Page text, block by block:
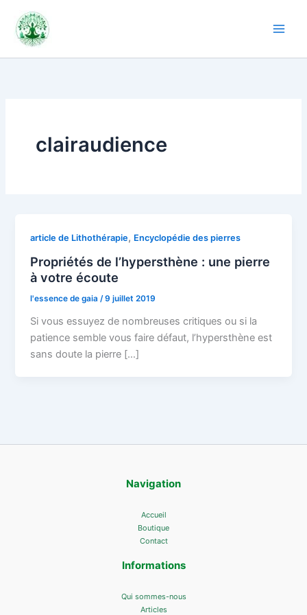
contenu
clairaudience
article de Lithothérapie, Encyclopédie des pierres
Propriétés de l’hypersthène : une pierre
à votre écoute
l'essence de gaia /9 juillet 2019
Si vous essuyez de nombreuses critiques ou si la
patience semble vous faire défaut, l’hypersthène est
sans doute la pierre […]
Navigation
Accueil
Boutique
Contact
Informations
Qui sommes-nous
Articles